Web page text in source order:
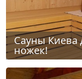
Сауны Киева
ножек!